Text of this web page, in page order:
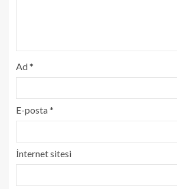
Ad*
E-posta*
İnternet sitesi